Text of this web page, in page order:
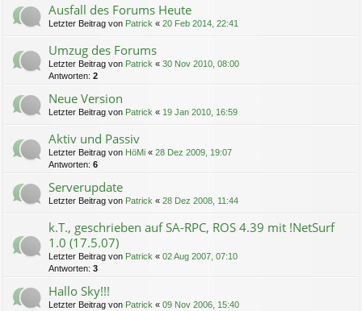
Ausfall des Forums Heute
Letzter Beitrag von Patrick « 20 Feb 2014, 22:41
Umzug des Forums
Letzter Beitrag von Patrick « 30 Nov 2010, 08:00
Antworten: 2
Neue Version
Letzter Beitrag von Patrick « 19 Jan 2010, 16:59
Aktiv und Passiv
Letzter Beitrag von HöMi « 28 Dez 2009, 19:07
Antworten: 6
Serverupdate
Letzter Beitrag von Patrick « 28 Dez 2008, 11:44
k.T., geschrieben auf SA-RPC, ROS 4.39 mit !NetSurf
1.0 (17.5.07)
Letzter Beitrag von Patrick « 02 Aug 2007, 07:10
Antworten: 3
Hallo Sky!!!
Letzter Beitrag von Patrick « 09 Nov 2006, 15:40